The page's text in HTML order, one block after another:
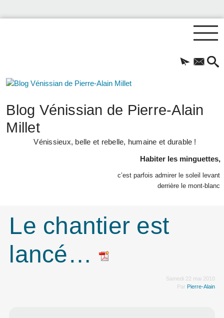
Blog Vénissian de Pierre-Alain
Millet
Vénissieux, belle et rebelle, humaine et durable !
Habiter les minguettes,
c’est parfois admirer le soleil levant
derrière le mont-blanc
Le chantier est
lancé…
Samedi 22 mai 2010
Par Pierre-Alain